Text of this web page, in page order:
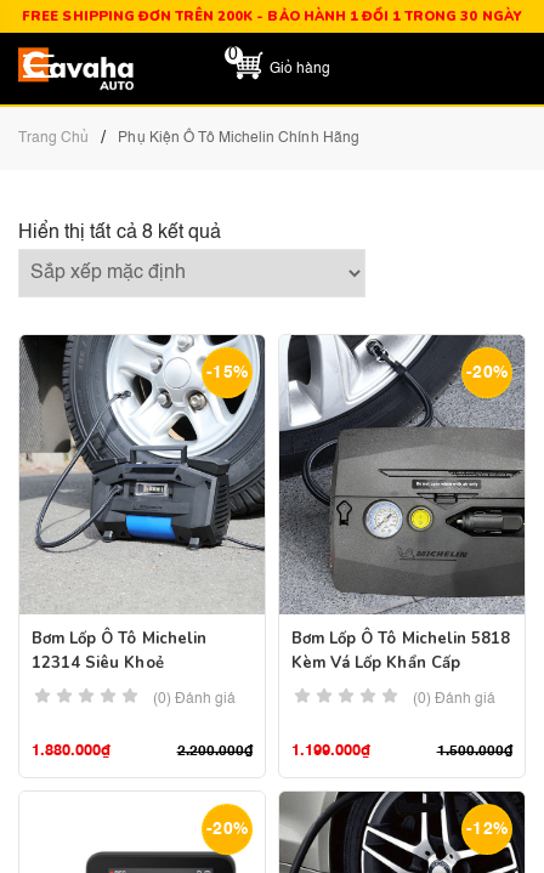
FREE SHIPPING ĐƠN TRÊN 200K - BẢO HÀNH 1 ĐỔI 1 TRONG 30 NGÀY
0
Giỏ hàng
Trang Chủ / Phụ Kiện Ô Tô Michelin Chính Hãng
Hiển thị tất cả 8 kết quả
-15%
Bơm Lốp Ô Tô Michelin
12314 Siêu Khoẻ
(0) Đánh giá
2.200.000₫
1.880.000₫
-20%
Bơm Lốp Ô Tô Michelin 5818
Kèm Vá Lốp Khẩn Cấp
(0) Đánh giá
1.500.000₫
1.199.000₫
-20% -12%